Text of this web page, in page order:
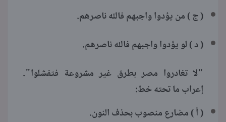
( ج ) من يؤدوا واجبهم فالله ناصرهم.
( د ) لو يؤدوا واجبهم فالله ناصرهم.
"لا تغادروا مصر بطرق غير مشروعة فتفشلوا".
إعراب ما تحته خط:
( أ ) مضارع منصوب بحذف النون.